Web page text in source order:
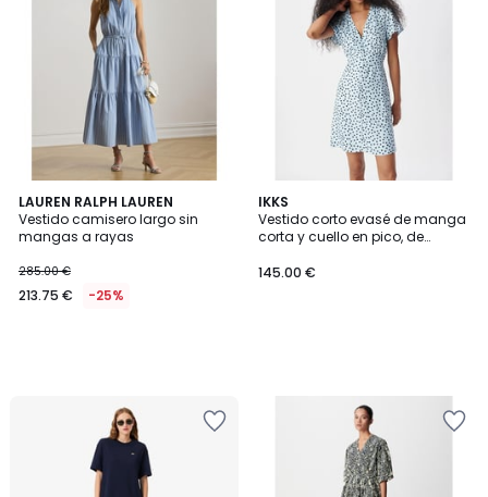
LAUREN RALPH LAUREN
Vestido camisero largo sin
mangas a rayas
285.00 €
213.75 € -25%
IKKS
Vestido corto evasé de manga
corta y cuello en pico, de
145.00 €